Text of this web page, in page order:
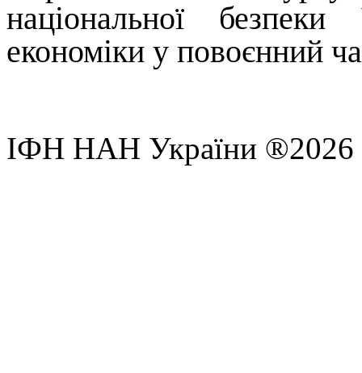
національної
економіки у повоєнний
ІФН НАН України ®2026